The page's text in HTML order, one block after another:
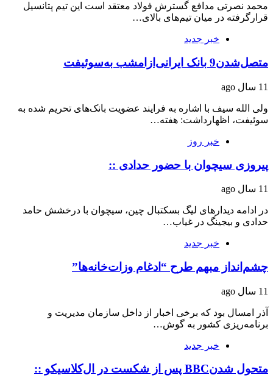
محمد نصرتی مدافع گسترش فولاد معتقد است این تیم پتانسیل
قرارگرفته در میان تیم‌های بالای…
خبر جدید
متصل‌شدن9 بانک ایرانی‌ازامشب به‌سوئیفت
11 سال ago
ولی الله سیف با اشاره به فرایند عضویت بانک‌های تحریم شده به
سوئیفت، اظهارداشت: هفته…
خبر روز
پیروزی سیچوان با حضور حدادی ::
11 سال ago
در ادامه دیدارهای لیگ بسکتبال چین، سیچوان با درخشش حامد
حدادی و بیجینگ در غیاب…
خبر جدید
چشم‌انداز مبهم طرح “ادغام وزات‌خانه‌ها”
11 سال ago
آذر امسال بود که برخی اخبار از داخل سازمان مدیریت و
برنامه‌ریزی کشور به گوش…
خبر جدید
متحول شدنBBC پس از شکست در ال‌کلاسیکو ::